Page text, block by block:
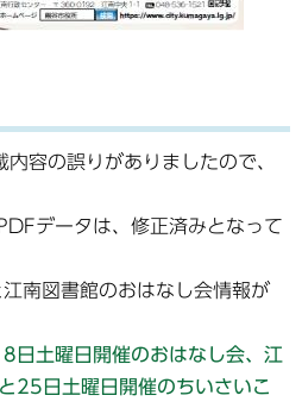
容の誤りがありましたので、
データは、修正済みとなって
南図書館のおはなし会情報が
日土曜日開催のおはなし会、江
25日土曜日開催のちいさいこ